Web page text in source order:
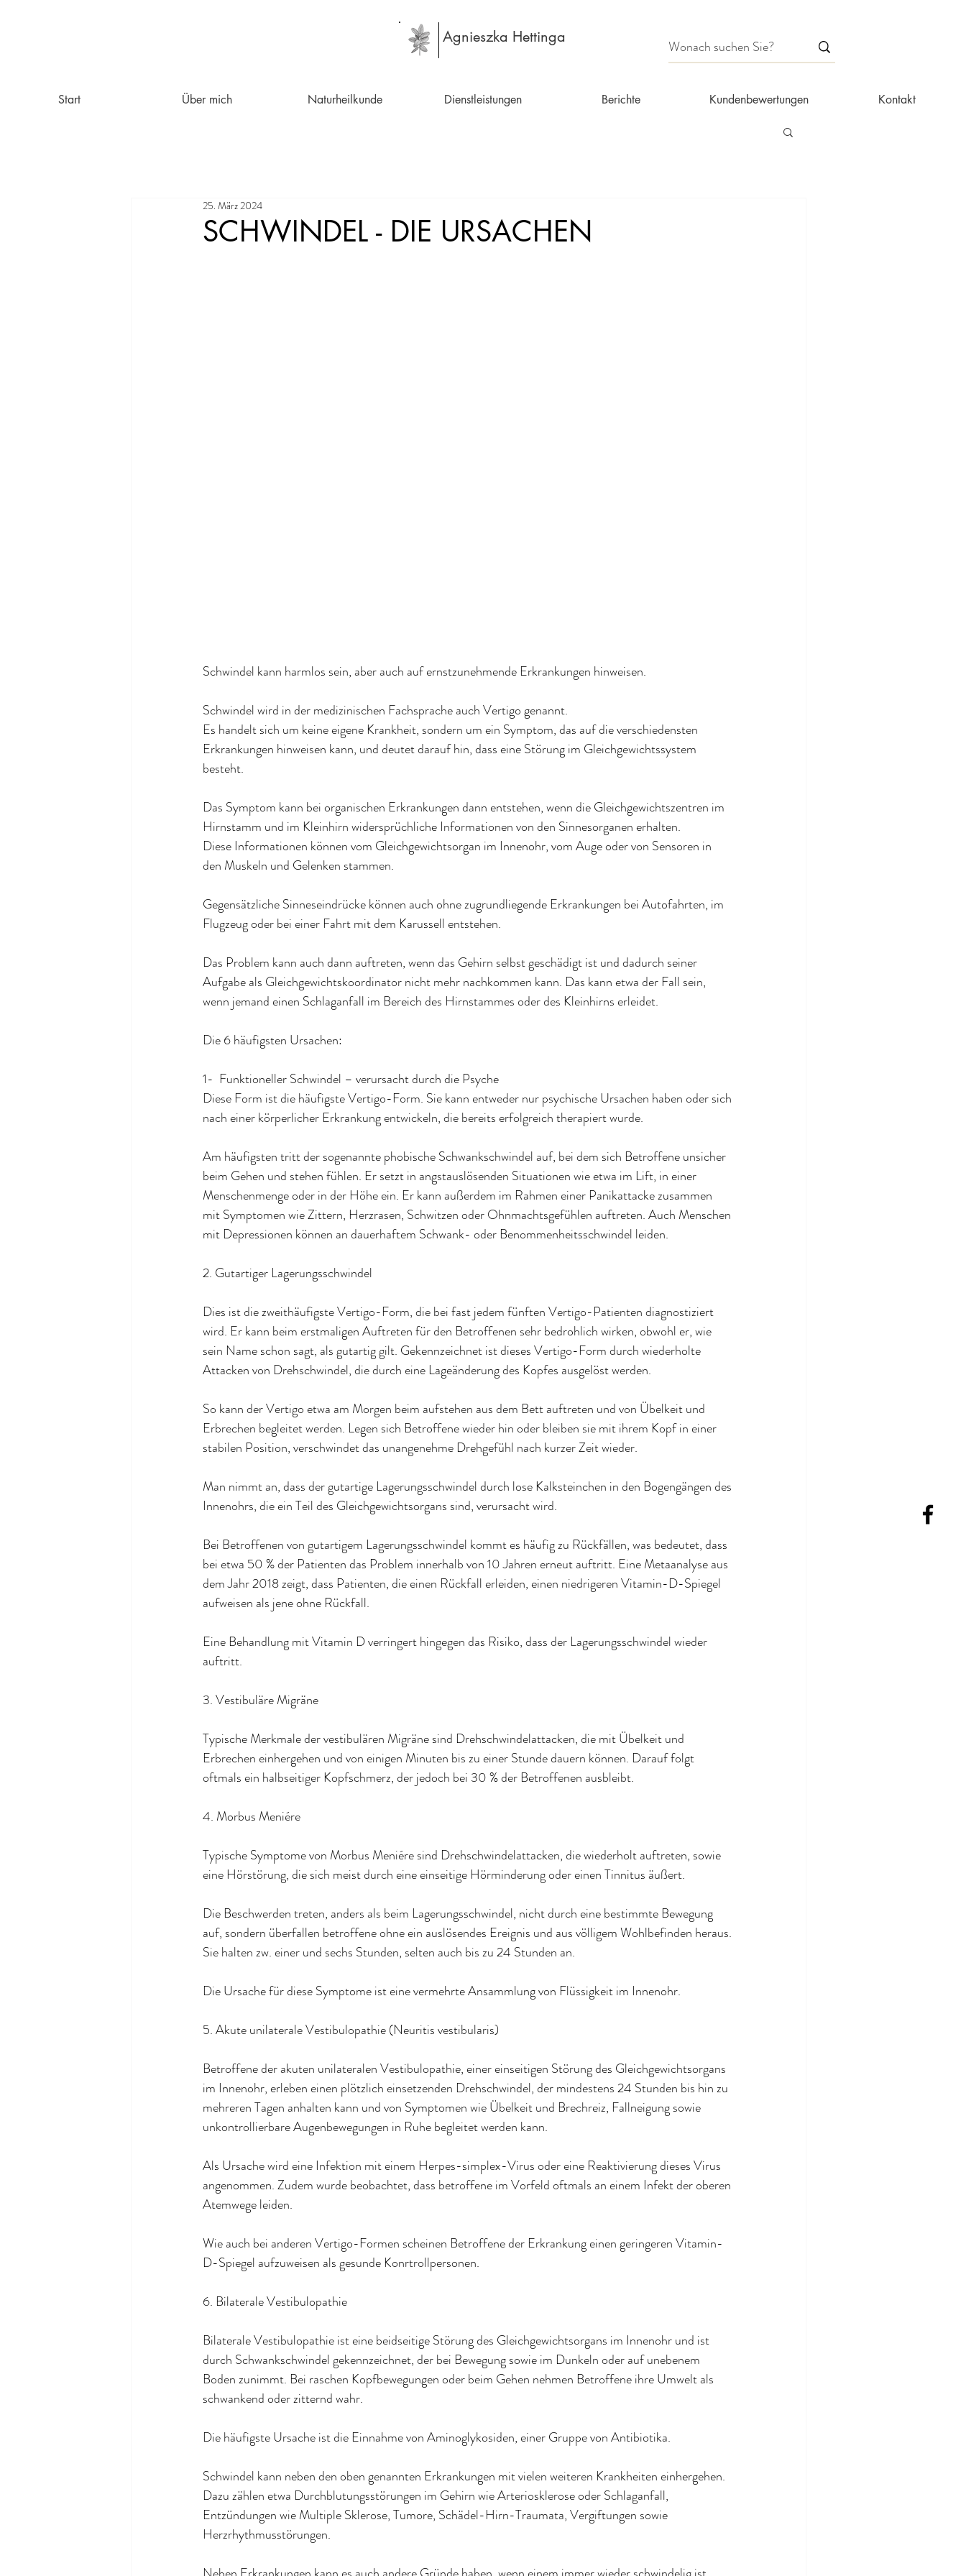
Agnieszka Hettinga
Start Über mich Naturheilkunde Dienstleistungen Berichte Kundenbewertungen Kontakt
SCHWINDEL - DIE URSACHEN
25. März 2024
Schwindel kann harmlos sein, aber auch auf ernstzunehmende Erkrankungen hinweisen.
Schwindel wird in der medizinischen Fachsprache auch Vertigo genannt.
Es handelt sich um keine eigene Krankheit, sondern um ein Symptom, das auf die verschiedensten
Erkrankungen hinweisen kann, und deutet darauf hin, dass eine Störung im Gleichgewichtssystem
besteht.
Das Symptom kann bei organischen Erkrankungen dann entstehen, wenn die Gleichgewichtszentren im
Hirnstamm und im Kleinhirn widersprüchliche Informationen von den Sinnesorganen erhalten.
Diese Informationen können vom Gleichgewichtsorgan im Innenohr, vom Auge oder von Sensoren in
den Muskeln und Gelenken stammen.
Gegensätzliche Sinneseindrücke können auch ohne zugrundliegende Erkrankungen bei Autofahrten, im
Flugzeug oder bei einer Fahrt mit dem Karussell entstehen.
Das Problem kann auch dann auftreten, wenn das Gehirn selbst geschädigt ist und dadurch seiner
Aufgabe als Gleichgewichtskoordinator nicht mehr nachkommen kann. Das kann etwa der Fall sein,
wenn jemand einen Schlaganfall im Bereich des Hirnstammes oder des Kleinhirns erleidet.
Die 6 häufigsten Ursachen:
1-  Funktioneller Schwindel – verursacht durch die Psyche
Diese Form ist die häufigste Vertigo-Form. Sie kann entweder nur psychische Ursachen haben oder sich
nach einer körperlicher Erkrankung entwickeln, die bereits erfolgreich therapiert wurde.
Am häufigsten tritt der sogenannte phobische Schwankschwindel auf, bei dem sich Betroffene unsicher
beim Gehen und stehen fühlen. Er setzt in angstauslösenden Situationen wie etwa im Lift, in einer
Menschenmenge oder in der Höhe ein. Er kann außerdem im Rahmen einer Panikattacke zusammen
mit Symptomen wie Zittern, Herzrasen, Schwitzen oder Ohnmachtsgefühlen auftreten. Auch Menschen
mit Depressionen können an dauerhaftem Schwank- oder Benommenheitsschwindel leiden.
2. Gutartiger Lagerungsschwindel
Dies ist die zweithäufigste Vertigo-Form, die bei fast jedem fünften Vertigo-Patienten diagnostiziert
wird. Er kann beim erstmaligen Auftreten für den Betroffenen sehr bedrohlich wirken, obwohl er, wie
sein Name schon sagt, als gutartig gilt. Gekennzeichnet ist dieses Vertigo-Form durch wiederholte
Attacken von Drehschwindel, die durch eine Lageänderung des Kopfes ausgelöst werden.
So kann der Vertigo etwa am Morgen beim aufstehen aus dem Bett auftreten und von Übelkeit und
Erbrechen begleitet werden. Legen sich Betroffene wieder hin oder bleiben sie mit ihrem Kopf in einer
stabilen Position, verschwindet das unangenehme Drehgefühl nach kurzer Zeit wieder.
Man nimmt an, dass der gutartige Lagerungsschwindel durch lose Kalksteinchen in den Bogengängen des
Innenohrs, die ein Teil des Gleichgewichtsorgans sind, verursacht wird.
Bei Betroffenen von gutartigem Lagerungsschwindel kommt es häufig zu Rückfällen, was bedeutet, dass
bei etwa 50 % der Patienten das Problem innerhalb von 10 Jahren erneut auftritt. Eine Metaanalyse aus
dem Jahr 2018 zeigt, dass Patienten, die einen Rückfall erleiden, einen niedrigeren Vitamin-D-Spiegel
aufweisen als jene ohne Rückfall.
Eine Behandlung mit Vitamin D verringert hingegen das Risiko, dass der Lagerungsschwindel wieder
auftritt.
3. Vestibuläre Migräne
Typische Merkmale der vestibulären Migräne sind Drehschwindelattacken, die mit Übelkeit und
Erbrechen einhergehen und von einigen Minuten bis zu einer Stunde dauern können. Darauf folgt
oftmals ein halbseitiger Kopfschmerz, der jedoch bei 30 % der Betroffenen ausbleibt.
4. Morbus Meniére
Typische Symptome von Morbus Meniére sind Drehschwindelattacken, die wiederholt auftreten, sowie
eine Hörstörung, die sich meist durch eine einseitige Hörminderung oder einen Tinnitus äußert.
Die Beschwerden treten, anders als beim Lagerungsschwindel, nicht durch eine bestimmte Bewegung
auf, sondern überfallen betroffene ohne ein auslösendes Ereignis und aus völligem Wohlbefinden heraus.
Sie halten zw. einer und sechs Stunden, selten auch bis zu 24 Stunden an.
Die Ursache für diese Symptome ist eine vermehrte Ansammlung von Flüssigkeit im Innenohr.
5. Akute unilaterale Vestibulopathie (Neuritis vestibularis)
Betroffene der akuten unilateralen Vestibulopathie, einer einseitigen Störung des Gleichgewichtsorgans
im Innenohr, erleben einen plötzlich einsetzenden Drehschwindel, der mindestens 24 Stunden bis hin zu
mehreren Tagen anhalten kann und von Symptomen wie Übelkeit und Brechreiz, Fallneigung sowie
unkontrollierbare Augenbewegungen in Ruhe begleitet werden kann.
Als Ursache wird eine Infektion mit einem Herpes-simplex-Virus oder eine Reaktivierung dieses Virus
angenommen. Zudem wurde beobachtet, dass betroffene im Vorfeld oftmals an einem Infekt der oberen
Atemwege leiden.
Wie auch bei anderen Vertigo-Formen scheinen Betroffene der Erkrankung einen geringeren Vitamin-
D-Spiegel aufzuweisen als gesunde Konrtrollpersonen.
6. Bilaterale Vestibulopathie
Bilaterale Vestibulopathie ist eine beidseitige Störung des Gleichgewichtsorgans im Innenohr und ist
durch Schwankschwindel gekennzeichnet, der bei Bewegung sowie im Dunkeln oder auf unebenem
Boden zunimmt. Bei raschen Kopfbewegungen oder beim Gehen nehmen Betroffene ihre Umwelt als
schwankend oder zitternd wahr.
Die häufigste Ursache ist die Einnahme von Aminoglykosiden, einer Gruppe von Antibiotika.
Schwindel kann neben den oben genannten Erkrankungen mit vielen weiteren Krankheiten einhergehen.
Dazu zählen etwa Durchblutungsstörungen im Gehirn wie Arteriosklerose oder Schlaganfall,
Entzündungen wie Multiple Sklerose, Tumore, Schädel-Hirn-Traumata, Vergiftungen sowie
Herzrhythmusstörungen.